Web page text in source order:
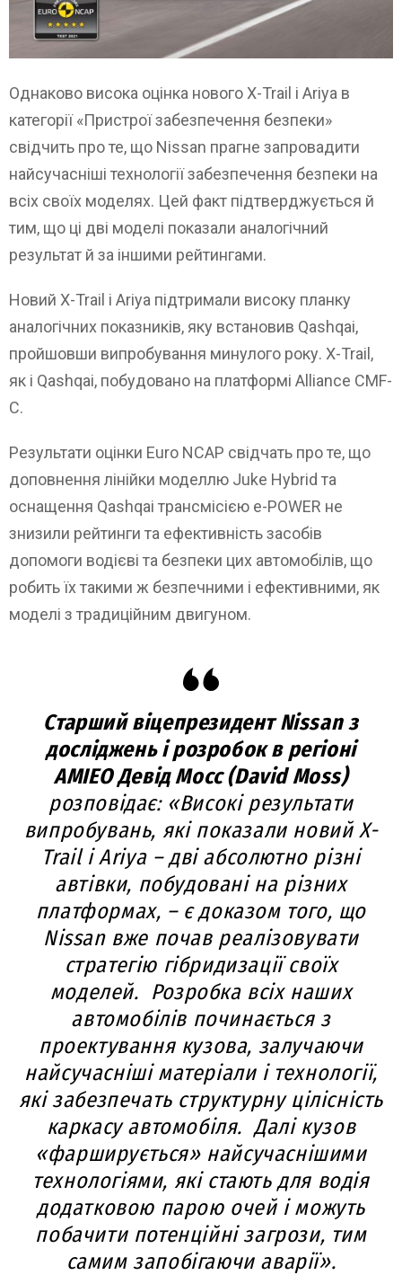
Однаково висока оцінка нового X-Trail і Ariya в
категорії «Пристрої забезпечення безпеки»
свідчить про те, що Nissan прагне запровадити
найсучасніші технології забезпечення безпеки на
всіх своїх моделях. Цей факт підтверджується й
тим, що ці дві моделі показали аналогічний
результат й за іншими рейтингами.
Новий X-Trail і Ariya підтримали високу планку
аналогічних показників, яку встановив Qashqai,
пройшовши випробування минулого року. X-Trail,
як і Qashqai, побудовано на платформі Alliance CMF-
C.
Результати оцінки Euro NCAP свідчать про те, що
доповнення лінійки моделлю Juke Hybrid та
оснащення Qashqai трансмісією e-POWER не
знизили рейтинги та ефективність засобів
допомоги водієві та безпеки цих автомобілів, що
робить їх такими ж безпечними і ефективними, як
моделі з традиційним двигуном.
Старший віцепрезидент Nissan з
досліджень і розробок в регіоні
AMIEO Девід Мосс (David Moss)
розповідає: «Високі результати
випробувань, які показали новий X-
Trail і Ariya – дві абсолютно різні
автівки, побудовані на різних
платформах, – є доказом того, що
Nissan вже почав реалізовувати
стратегію гібридизації своїх
моделей. Розробка всіх наших
автомобілів починається з
проектування кузова, залучаючи
найсучасніші матеріали і технології,
які забезпечать структурну цілісність
каркасу автомобіля. Далі кузов
«фарширується» найсучаснішими
технологіями, які стають для водія
додатковою парою очей і можуть
побачити потенційні загрози, тим
самим запобігаючи аварії».